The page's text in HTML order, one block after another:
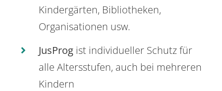
Kindergärten, Bibliotheken,
Organisationen usw.
JusProg ist individueller Schutz für
alle Altersstufen, auch bei mehreren
Kindern